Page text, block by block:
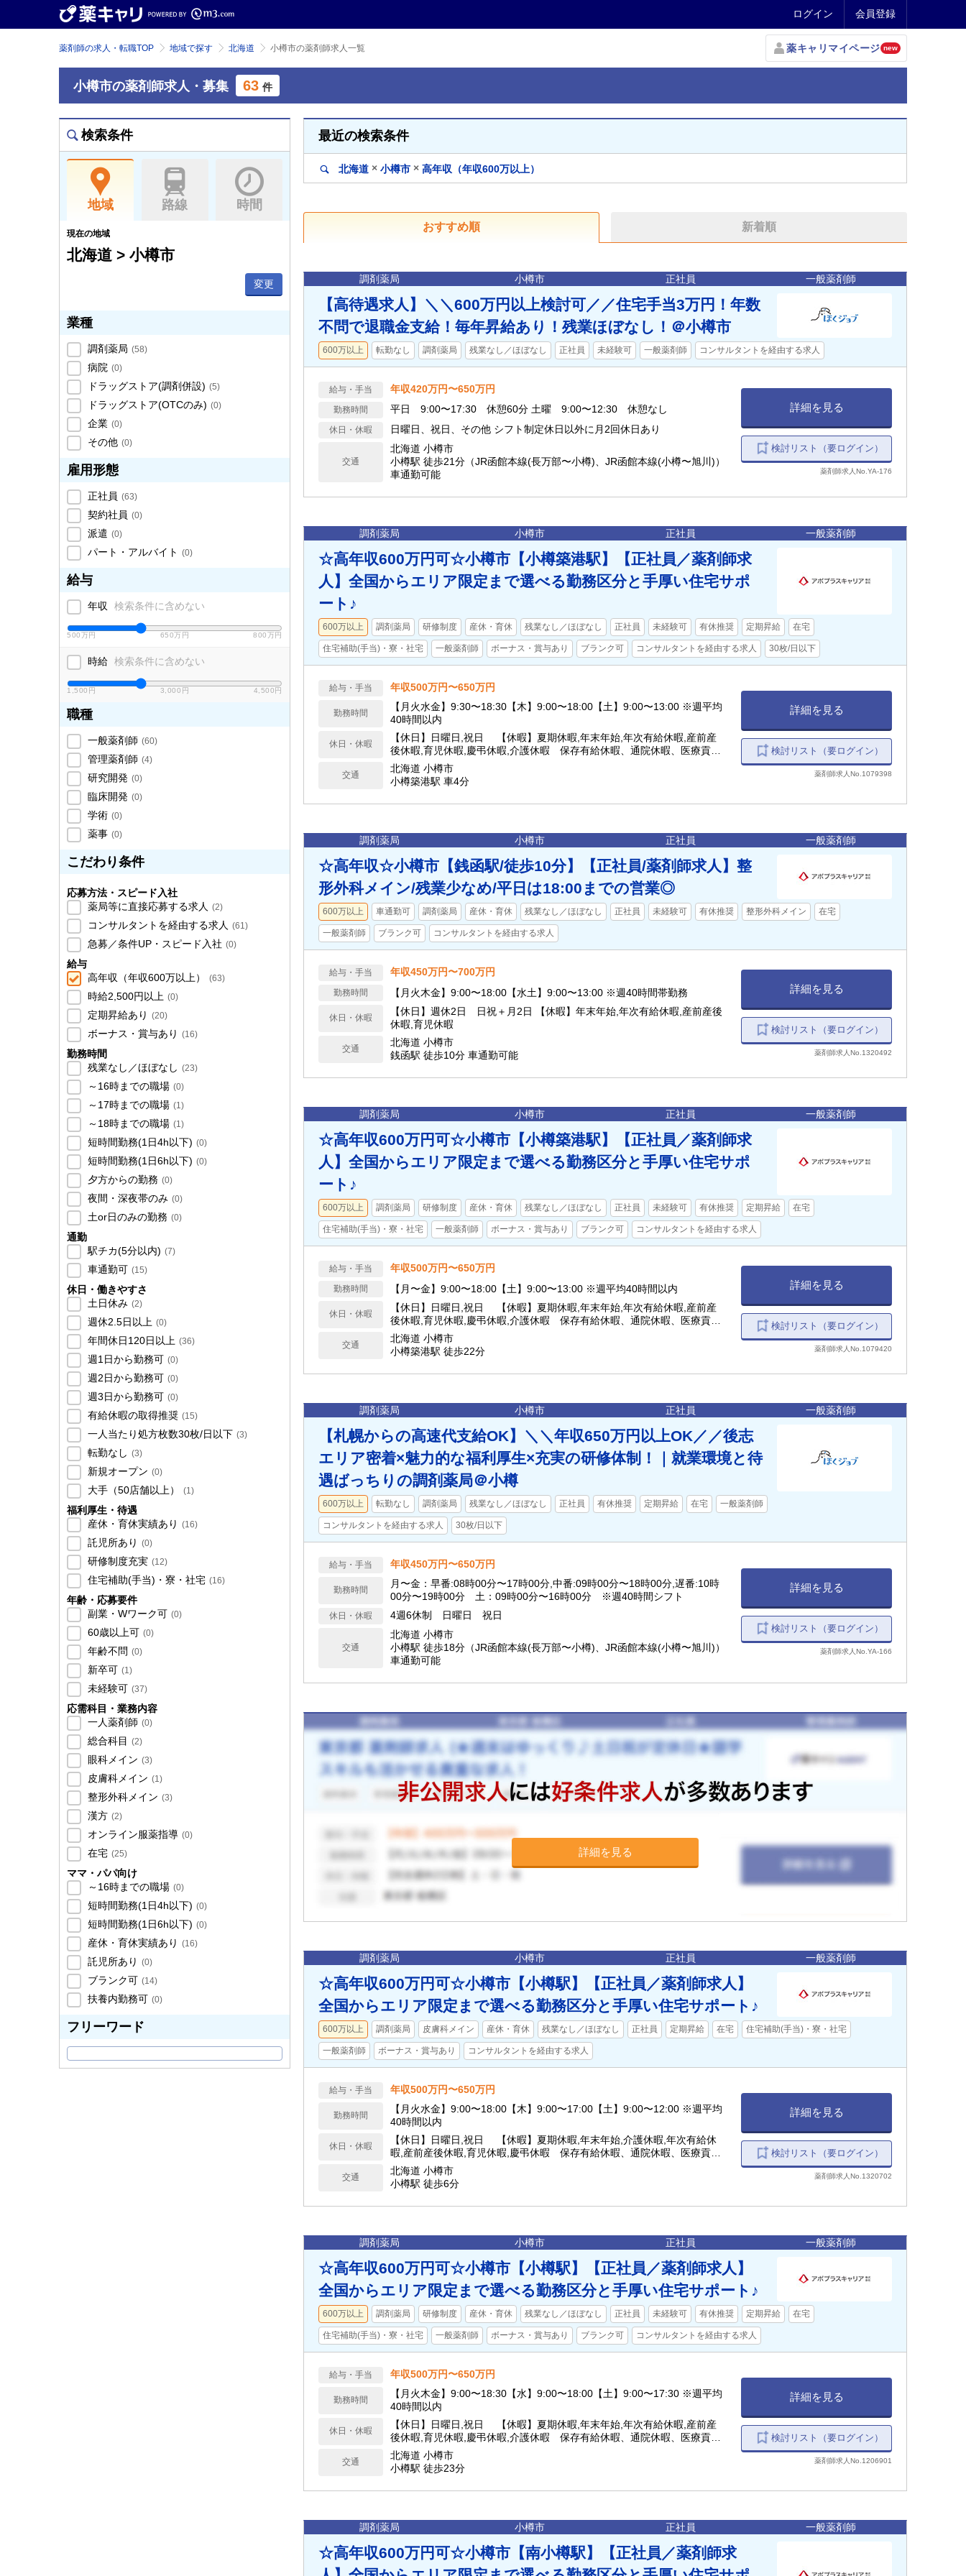
ログイン 会員登録
薬剤師の求人・転職TOP 地域で探す 北海道 小樽市の薬剤師求人一覧 薬キャリマイページ new
小樽市の薬剤師求人・募集 63 件
検索条件
地域 路線 時間
現在の地域
北海道 > 小樽市
変更
業種
調剤薬局 (58)
病院 (0)
ドラッグストア(調剤併設) (5)
ドラッグストア(OTCのみ) (0)
企業 (0)
その他 (0)
雇用形態
正社員 (63)
契約社員 (0)
派遣 (0)
パート・アルバイト (0)
給与
年収 検索条件に含めない
500万円 650万円 800万円
時給 検索条件に含めない
1,500円 3,000円 4,500円
職種
一般薬剤師 (60)
管理薬剤師 (4)
研究開発 (0)
臨床開発 (0)
学術 (0)
薬事 (0)
こだわり条件
応募方法・スピード入社
薬局等に直接応募する求人 (2)
コンサルタントを経由する求人 (61)
急募／条件UP・スピード入社 (0)
給与
高年収（年収600万以上）
(63)
時給2,500円以上 (0)
定期昇給あり (20)
ボーナス・賞与あり (16)
勤務時間
残業なし／ほぼなし (23)
～16時までの職場 (0)
～17時までの職場 (1)
～18時までの職場 (1)
短時間勤務(1日4h以下) (0)
短時間勤務(1日6h以下) (0)
夕方からの勤務 (0)
夜間・深夜帯のみ (0)
土or日のみの勤務 (0)
通勤
駅チカ(5分以内) (7)
車通勤可 (15)
休日・働きやすさ
土日休み (2)
週休2.5日以上 (0)
年間休日120日以上 (36)
週1日から勤務可 (0)
週2日から勤務可 (0)
週3日から勤務可 (0)
有給休暇の取得推奨 (15)
一人当たり処方枚数30枚/日以下 (3)
転勤なし (3)
新規オープン (0)
大手（50店舗以上） (1)
福利厚生・待遇
産休・育休実績あり (16)
託児所あり (0)
研修制度充実 (12)
住宅補助(手当)・寮・社宅 (16)
年齢・応募要件
副業・Wワーク可 (0)
60歳以上可 (0)
年齢不問 (0)
新卒可 (1)
未経験可 (37)
応需科目・業務内容
一人薬剤師 (0)
総合科目 (2)
眼科メイン (3)
皮膚科メイン (1)
整形外科メイン (3)
漢方 (2)
オンライン服薬指導 (0)
在宅 (25)
ママ・パパ向け
～16時までの職場 (0)
短時間勤務(1日4h以下) (0)
短時間勤務(1日6h以下) (0)
産休・育休実績あり (16)
託児所あり (0)
ブランク可 (14)
扶養内勤務可 (0)
フリーワード
最近の検索条件
北海道 × 小樽市 × 高年収（年収600万以上）
おすすめ順 新着順
調剤薬局 小樽市 正社員 一般薬剤師
【高待遇求人】＼＼600万円以上検討可／／住宅手当3万円！年数
不問で退職金支給！毎年昇給あり！残業ほぼなし！＠小樽市
600万以上 転勤なし 調剤薬局 残業なし／ほぼなし 正社員 未経験可 一般薬剤師 コンサルタントを経由する求人
給与・手当 年収420万円〜650万円
勤務時間 平日 9:00〜17:30 休憩60分 土曜 9:00〜12:30 休憩なし
休日・休暇 日曜日、祝日、その他 シフト制定休日以外に月2回休日あり
交通
北海道 小樽市
小樽駅 徒歩21分（JR函館本線(長万部〜小樽)、JR函館本線(小樽〜旭川)）
車通勤可能
詳細を見る
検討リスト（要ログイン）
薬剤師求人No.YA-176
調剤薬局 小樽市 正社員 一般薬剤師
☆高年収600万円可☆小樽市【小樽築港駅】【正社員／薬剤師求
人】全国からエリア限定まで選べる勤務区分と手厚い住宅サポ
ート♪
600万以上 調剤薬局 研修制度 産休・育休 残業なし／ほぼなし 正社員 未経験可 有休推奨 定期昇給 在宅
住宅補助(手当)・寮・社宅 一般薬剤師 ボーナス・賞与あり ブランク可 コンサルタントを経由する求人 30枚/日以下
給与・手当 年収500万円〜650万円
勤務時間
【月火水金】9:30〜18:30【木】9:00〜18:00【土】9:00〜13:00 ※週平均
40時間以内
休日・休暇
【休日】日曜日,祝日 【休暇】夏期休暇,年末年始,年次有給休暇,産前産
後休暇,育児休暇,慶弔休暇,介護休暇 保存有給休暇、通院休暇、医療貢献
特別休暇、スポーツ文化活動特別休暇、永年勤続特別休暇 など
交通
北海道 小樽市
小樽築港駅 車4分
詳細を見る
検討リスト（要ログイン）
薬剤師求人No.1079398
調剤薬局 小樽市 正社員 一般薬剤師
☆高年収☆小樽市【銭函駅/徒歩10分】【正社員/薬剤師求人】整
形外科メイン/残業少なめ/平日は18:00までの営業◎
600万以上 車通勤可 調剤薬局 産休・育休 残業なし／ほぼなし 正社員 未経験可 有休推奨 整形外科メイン 在宅
一般薬剤師 ブランク可 コンサルタントを経由する求人
給与・手当 年収450万円〜700万円
勤務時間 【月火木金】9:00〜18:00【水土】9:00〜13:00 ※週40時間帯勤務
休日・休暇
【休日】週休2日 日祝＋月2日 【休暇】年末年始,年次有給休暇,産前産後
休暇,育児休暇
交通
北海道 小樽市
銭函駅 徒歩10分 車通勤可能
詳細を見る
検討リスト（要ログイン）
薬剤師求人No.1320492
調剤薬局 小樽市 正社員 一般薬剤師
☆高年収600万円可☆小樽市【小樽築港駅】【正社員／薬剤師求
人】全国からエリア限定まで選べる勤務区分と手厚い住宅サポ
ート♪
600万以上 調剤薬局 研修制度 産休・育休 残業なし／ほぼなし 正社員 未経験可 有休推奨 定期昇給 在宅
住宅補助(手当)・寮・社宅 一般薬剤師 ボーナス・賞与あり ブランク可 コンサルタントを経由する求人
給与・手当 年収500万円〜650万円
勤務時間 【月〜金】9:00〜18:00【土】9:00〜13:00 ※週平均40時間以内
休日・休暇
【休日】日曜日,祝日 【休暇】夏期休暇,年末年始,年次有給休暇,産前産
後休暇,育児休暇,慶弔休暇,介護休暇 保存有給休暇、通院休暇、医療貢献
特別休暇、スポーツ文化活動特別休暇、永年勤続特別休暇 など
交通
北海道 小樽市
小樽築港駅 徒歩22分
詳細を見る
検討リスト（要ログイン）
薬剤師求人No.1079420
調剤薬局 小樽市 正社員 一般薬剤師
【札幌からの高速代支給OK】＼＼年収650万円以上OK／／後志
エリア密着×魅力的な福利厚生×充実の研修体制！｜就業環境と待
遇ばっちりの調剤薬局＠小樽
600万以上 転勤なし 調剤薬局 残業なし／ほぼなし 正社員 有休推奨 定期昇給 在宅 一般薬剤師
コンサルタントを経由する求人 30枚/日以下
給与・手当 年収450万円〜650万円
勤務時間
月〜金：早番:08時00分〜17時00分,中番:09時00分〜18時00分,遅番:10時
00分〜19時00分 土：09時00分〜16時00分 ※週40時間シフト
休日・休暇 4週6休制 日曜日 祝日
交通
北海道 小樽市
小樽駅 徒歩18分（JR函館本線(長万部〜小樽)、JR函館本線(小樽〜旭川)）
車通勤可能
詳細を見る
検討リスト（要ログイン）
薬剤師求人No.YA-166
詳細を見る
調剤薬局 小樽市 正社員 一般薬剤師
☆高年収600万円可☆小樽市【小樽駅】【正社員／薬剤師求人】
全国からエリア限定まで選べる勤務区分と手厚い住宅サポート♪
600万以上 調剤薬局 皮膚科メイン 産休・育休 残業なし／ほぼなし 正社員 定期昇給 在宅 住宅補助(手当)・寮・社宅
一般薬剤師 ボーナス・賞与あり コンサルタントを経由する求人
給与・手当 年収500万円〜650万円
勤務時間
【月火水金】9:00〜18:00【木】9:00〜17:00【土】9:00〜12:00 ※週平均
40時間以内
休日・休暇
【休日】日曜日,祝日 【休暇】夏期休暇,年末年始,介護休暇,年次有給休
暇,産前産後休暇,育児休暇,慶弔休暇 保存有給休暇、通院休暇、医療貢献
特別休暇、スポーツ文化活動特別休暇、永年勤続特別休暇 など
交通
北海道 小樽市
小樽駅 徒歩6分
詳細を見る
検討リスト（要ログイン）
薬剤師求人No.1320702
調剤薬局 小樽市 正社員 一般薬剤師
☆高年収600万円可☆小樽市【小樽駅】【正社員／薬剤師求人】
全国からエリア限定まで選べる勤務区分と手厚い住宅サポート♪
600万以上 調剤薬局 研修制度 産休・育休 残業なし／ほぼなし 正社員 未経験可 有休推奨 定期昇給 在宅
住宅補助(手当)・寮・社宅 一般薬剤師 ボーナス・賞与あり ブランク可 コンサルタントを経由する求人
給与・手当 年収500万円〜650万円
勤務時間
【月火木金】9:00〜18:30【水】9:00〜18:00【土】9:00〜17:30 ※週平均
40時間以内
休日・休暇
【休日】日曜日,祝日 【休暇】夏期休暇,年末年始,年次有給休暇,産前産
後休暇,育児休暇,慶弔休暇,介護休暇 保存有給休暇、通院休暇、医療貢献
特別休暇、スポーツ文化活動特別休暇、永年勤続特別休暇 など
交通
北海道 小樽市
小樽駅 徒歩23分
詳細を見る
検討リスト（要ログイン）
薬剤師求人No.1206901
調剤薬局 小樽市 正社員 一般薬剤師
☆高年収600万円可☆小樽市【南小樽駅】【正社員／薬剤師求